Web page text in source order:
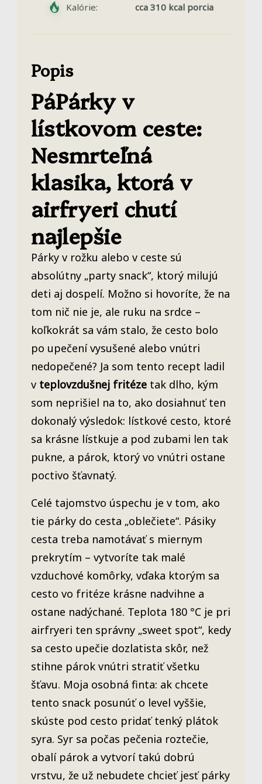
Kalórie: cca 310 kcal porcia
Popis
PáPárky v
lístkovom ceste:
Nesmrteľná
klasika, ktorá v
airfryeri chutí
najlepšie
Párky v rožku alebo v ceste sú
absolútny „party snack“, ktorý milujú
deti aj dospelí. Možno si hovoríte, že na
tom nič nie je, ale ruku na srdce –
koľkokrát sa vám stalo, že cesto bolo
po upečení vysušené alebo vnútri
nedopečené? Ja som tento recept ladil
v teplovzdušnej fritéze tak dlho, kým
som neprišiel na to, ako dosiahnuť ten
dokonalý výsledok: lístkové cesto, ktoré
sa krásne lístkuje a pod zubami len tak
pukne, a párok, ktorý vo vnútri ostane
poctivo šťavnatý.
Celé tajomstvo úspechu je v tom, ako
tie párky do cesta „oblečiete“. Pásiky
cesta treba namotávať s miernym
prekrytím – vytvoríte tak malé
vzduchové komôrky, vďaka ktorým sa
cesto vo fritéze krásne nadvihne a
ostane nadýchané. Teplota 180 °C je pri
airfryeri ten správny „sweet spot“, kedy
sa cesto upečie dozlatista skôr, než
stihne párok vnútri stratiť všetku
šťavu. Moja osobná finta: ak chcete
tento snack posunúť o level vyššie,
skúste pod cesto pridať tenký plátok
syra. Syr sa počas pečenia roztečie,
obalí párok a vytvorí takú dobrú
vrstvu, že už nebudete chcieť jesť párky